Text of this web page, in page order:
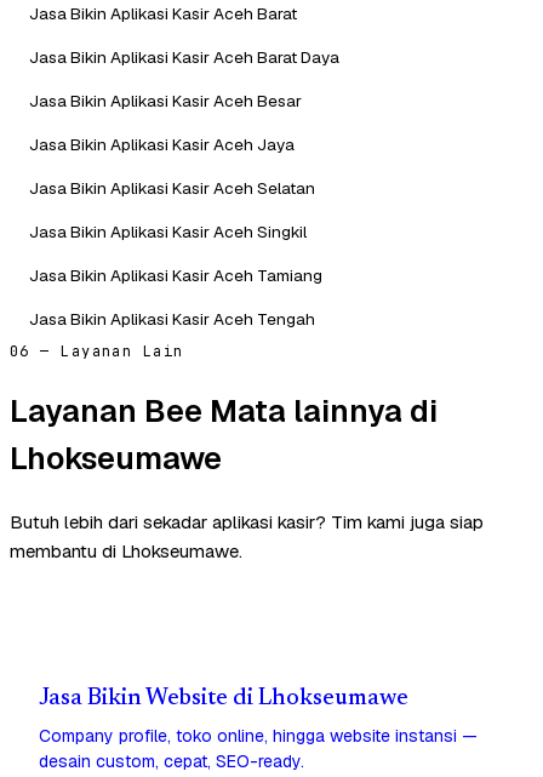
Jasa Bikin Aplikasi Kasir Aceh Barat
Jasa Bikin Aplikasi Kasir Aceh Barat Daya
Jasa Bikin Aplikasi Kasir Aceh Besar
Jasa Bikin Aplikasi Kasir Aceh Jaya
Jasa Bikin Aplikasi Kasir Aceh Selatan
Jasa Bikin Aplikasi Kasir Aceh Singkil
Jasa Bikin Aplikasi Kasir Aceh Tamiang
Jasa Bikin Aplikasi Kasir Aceh Tengah
06 — Layanan Lain
Layanan Bee Mata lainnya di
Lhokseumawe
Butuh lebih dari sekadar aplikasi kasir? Tim kami juga siap
membantu di Lhokseumawe.
Jasa Bikin Website di Lhokseumawe
Company profile, toko online, hingga website instansi —
desain custom, cepat, SEO-ready.